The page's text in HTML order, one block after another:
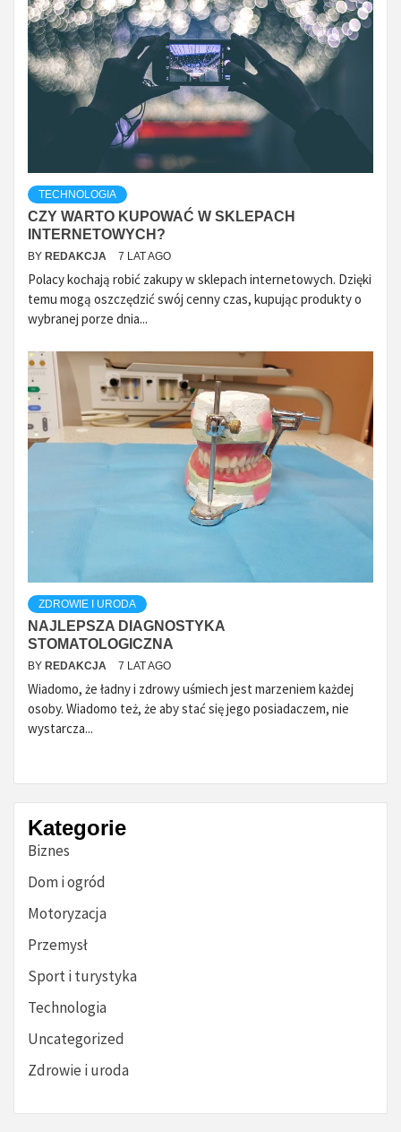
TECHNOLOGIA
CZY WARTO KUPOWAĆ W SKLEPACH
INTERNETOWYCH?
BY REDAKCJA 7 LAT AGO
Polacy kochają robić zakupy w sklepach internetowych. Dzięki
temu mogą oszczędzić swój cenny czas, kupując produkty o
wybranej porze dnia...
ZDROWIE I URODA
NAJLEPSZA DIAGNOSTYKA
STOMATOLOGICZNA
BY REDAKCJA 7 LAT AGO
Wiadomo, że ładny i zdrowy uśmiech jest marzeniem każdej
osoby. Wiadomo też, że aby stać się jego posiadaczem, nie
wystarcza...
Kategorie
Biznes
Dom i ogród
Motoryzacja
Przemysł
Sport i turystyka
Technologia
Uncategorized
Zdrowie i uroda